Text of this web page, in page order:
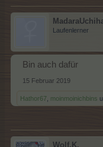
Laufenlerner
Bin auch dafür
15 Februar 2019
Hathor67 moinmoinichbins
Wolf.K.